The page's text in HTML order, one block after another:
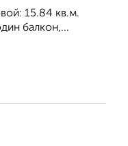
15.84 кв.м.
балкон,...